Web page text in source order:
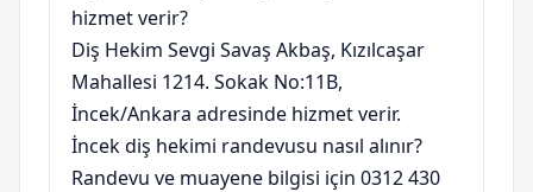
hizmet verir?
Diş Hekim Sevgi Savaş Akbaş, Kızılcaşar
Mahallesi 1214. Sokak No:11B,
İncek/Ankara adresinde hizmet verir.
İncek diş hekimi randevusu nasıl alınır?
Randevu ve muayene bilgisi için 0312 430